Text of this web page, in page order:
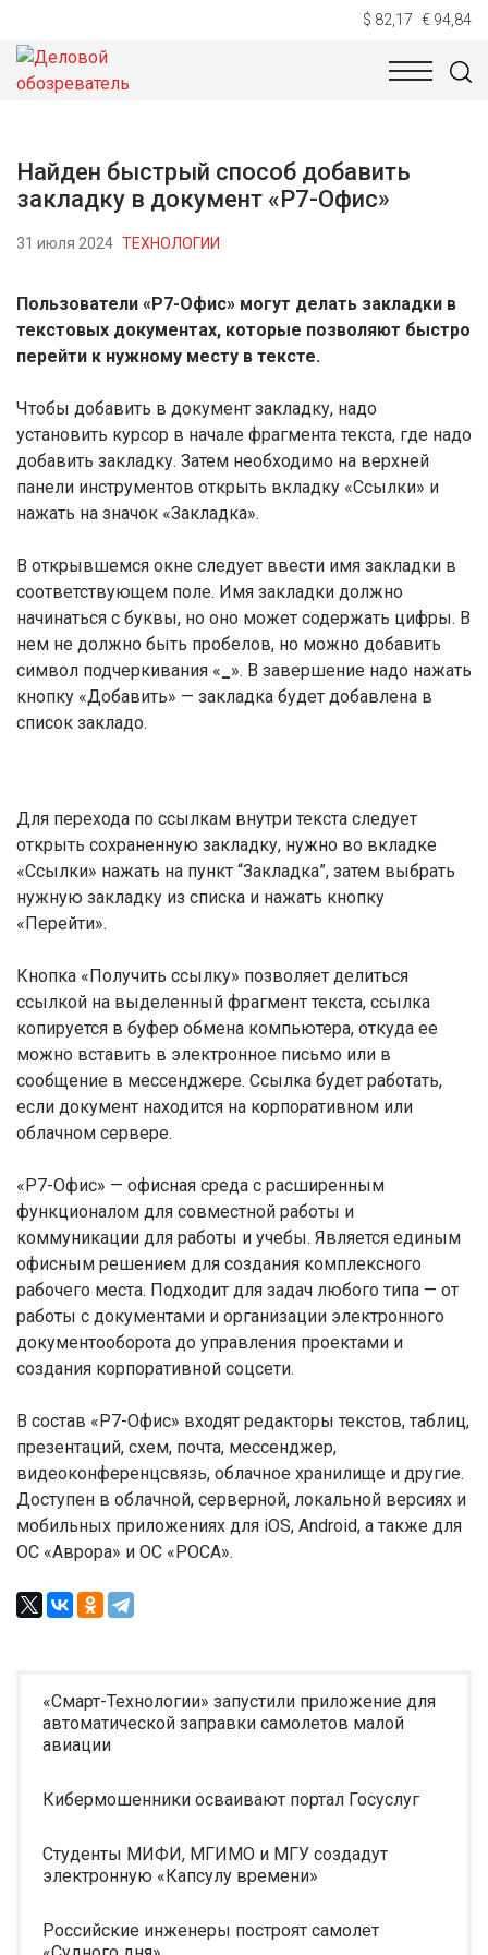
$ 82,17 € 94,84
НОВОСТИ
Найден быстрый способ добавить
закладку в документ «Р7-Офис»
31 июля 2024 ТЕХНОЛОГИИ
Пользователи «Р7-Офис» могут делать закладки в
текстовых документах, которые позволяют быстро
перейти к нужному месту в тексте.
Чтобы добавить в документ закладку, надо
установить курсор в начале фрагмента текста, где надо
добавить закладку. Затем необходимо на верхней
панели инструментов открыть вкладку «Ссылки» и
нажать на значок «Закладка».
В открывшемся окне следует ввести имя закладки в
соответствующем поле. Имя закладки должно
начинаться с буквы, но оно может содержать цифры. В
нем не должно быть пробелов, но можно добавить
символ подчеркивания « ». В завершение надо нажать
кнопку «Добавить» — закладка будет добавлена в
список закладо.
Для перехода по ссылкам внутри текста следует
открыть сохраненную закладку, нужно во вкладке
«Ссылки» нажать на пункт “Закладка”, затем выбрать
нужную закладку из списка и нажать кнопку
«Перейти».
Кнопка «Получить ссылку» позволяет делиться
ссылкой на выделенный фрагмент текста, ссылка
копируется в буфер обмена компьютера, откуда ее
можно вставить в электронное письмо или в
сообщение в мессенджере. Ссылка будет работать,
если документ находится на корпоративном или
облачном сервере.
«Р7-Офис» — офисная среда с расширенным
функционалом для совместной работы и
коммуникации для работы и учебы. Является единым
офисным решением для создания комплексного
рабочего места. Подходит для задач любого типа — от
работы с документами и организации электронного
документооборота до управления проектами и
создания корпоративной соцсети.
В состав «Р7-Офис» входят редакторы текстов, таблиц,
презентаций, схем, почта, мессенджер,
видеоконференцсвязь, облачное хранилище и другие.
Доступен в облачной, серверной, локальной версиях и
мобильных приложениях для iOS, Android, а также для
ОС «Аврора» и ОС «РОСА».
«Смарт-Технологии» запустили приложение для
автоматической заправки самолетов малой
авиации
Кибермошенники осваивают портал Госуслуг
Студенты МИФИ, МГИМО и МГУ создадут
электронную «Капсулу времени»
Российские инженеры построят самолет